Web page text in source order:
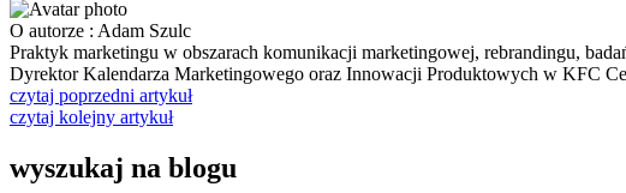
O autorze : Adam Szulc
Praktyk marketingu w obszarach komunikacji marketingowej, rebrandingu,
Dyrektor Kalendarza Marketingowego oraz Innowacji Produktowych w KFC
czytaj poprzedni artykuł
czytaj kolejny artykuł
wyszukaj na blogu